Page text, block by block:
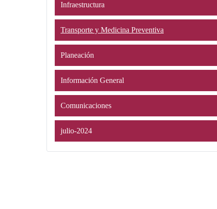
Infraestructura
Transporte y Medicina Preventiva
Planeación
Información General
Comunicaciones
julio-2024